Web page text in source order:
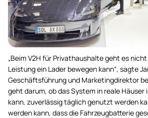
„Beim V2H für Privathaushalte geht es
Leistung ein Lader bewegen kann“, sagte
Geschäftsführung und Marketingdirektor
geht darum, ob das System in reale
kann, zuverlässig täglich genutzt werden
werden kann, dass die Fahrzeugbatterie